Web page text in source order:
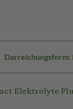
Darreichungsform:
Elektrolyte